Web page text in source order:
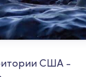
США -